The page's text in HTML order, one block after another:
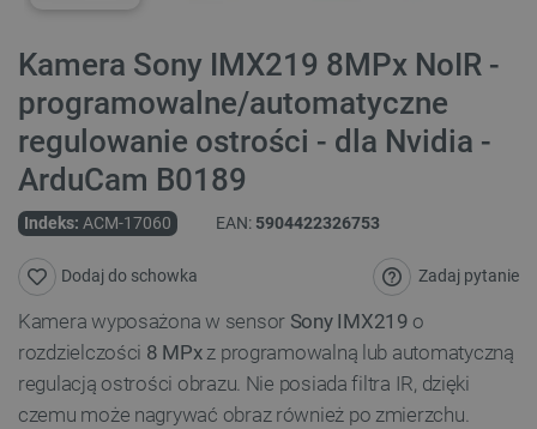
Kamera Sony IMX219 8MPx NoIR -
programowalne/automatyczne
regulowanie ostrości - dla Nvidia -
ArduCam B0189
Indeks: ACM-17060 EAN: 5904422326753
Zadaj pytanie
Dodaj do schowka
Kamera wyposażona w sensor Sony IMX219 o
rozdzielczości 8 MPxz programowalną lub automatyczną
regulacją ostrości obrazu. Nie posiada filtra IR, dzięki
czemu może nagrywać obraz również po zmierzchu.